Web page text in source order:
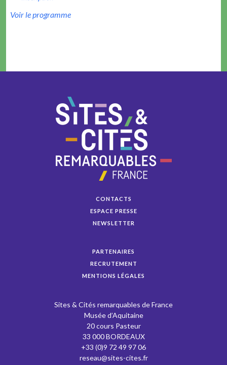
Voir le programme
CONTACTS
ESPACE PRESSE
NEWSLETTER
PARTENAIRES
RECRUTEMENT
MENTIONS LÉGALES
Sites & Cités remarquables de France
Musée d’Aquitaine
20 cours Pasteur
33 000 BORDEAUX
+33 (0)9 72 49 97 06
reseau@sites-cites.fr